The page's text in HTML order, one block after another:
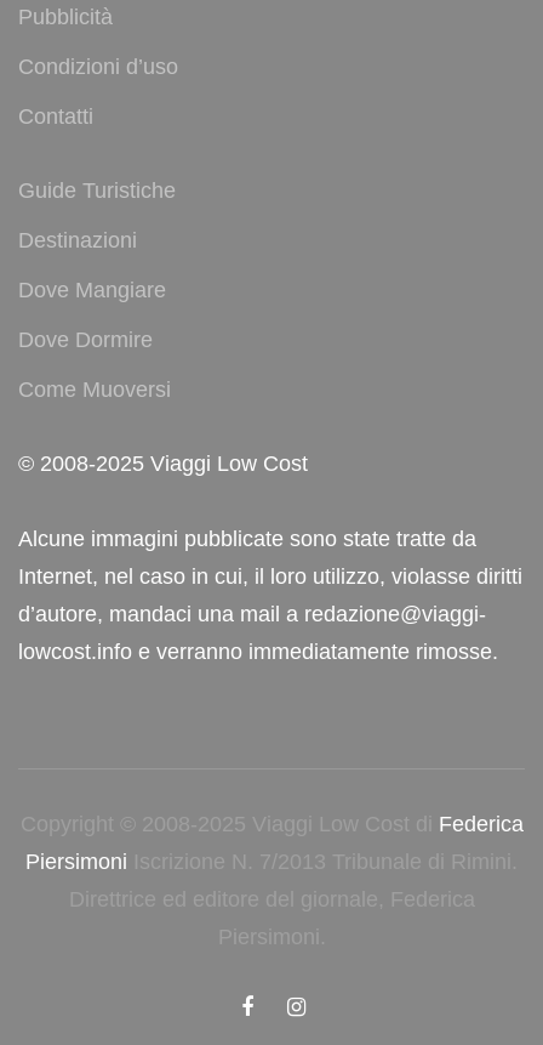
Pubblicità
Condizioni d’uso
Contatti
Guide Turistiche
Destinazioni
Dove Mangiare
Dove Dormire
Come Muoversi
© 2008-2025 Viaggi Low Cost
Alcune immagini pubblicate sono state tratte da
Internet, nel caso in cui, il loro utilizzo, violasse diritti
d’autore, mandaci una mail a redazione@viaggi-
lowcost.info e verranno immediatamente rimosse.
Copyright © 2008-2025 Viaggi Low Cost di Federica
Piersimoni Iscrizione N. 7/2013 Tribunale di Rimini.
Direttrice ed editore del giornale, Federica
Piersimoni.